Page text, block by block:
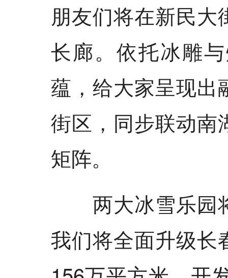
朋友们将在新民
长廊。依托冰雕
蕴，给大家呈现出
街区，同步联动南
矩阵。
两大冰雪乐园
我们将全面升级长